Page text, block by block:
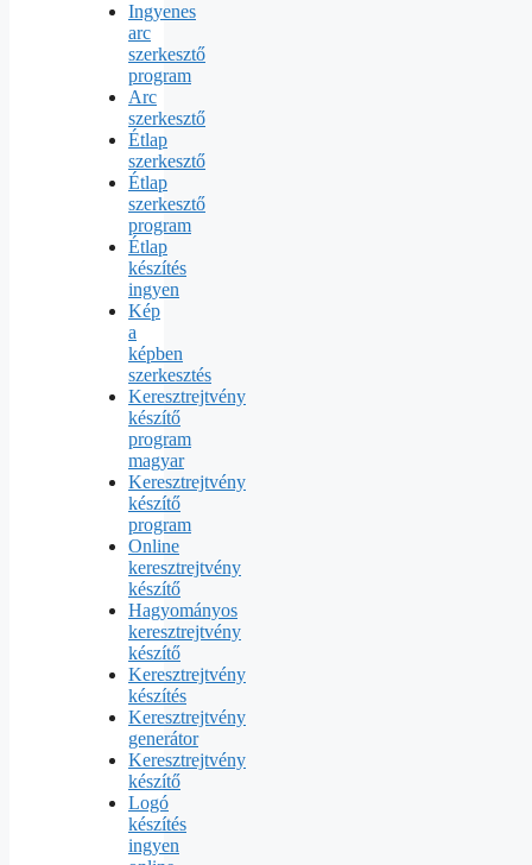
Ingyenes
arc
szerkesztő
program
Arc
szerkesztő
Étlap
szerkesztő
Étlap
szerkesztő
program
Étlap
készítés
ingyen
Kép
a
képben
szerkesztés
Keresztrejtvény
készítő
program
magyar
Keresztrejtvény
készítő
program
Online
keresztrejtvény
készítő
Hagyományos
keresztrejtvény
készítő
Keresztrejtvény
készítés
Keresztrejtvény
generátor
Keresztrejtvény
készítő
Logó
készítés
ingyen